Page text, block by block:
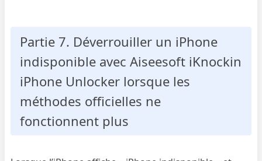
Partie 7. Déverrouiller un iPhone
indisponible avec Aiseesoft iKnockin
iPhone Unlocker lorsque les
méthodes officielles ne
fonctionnent plus